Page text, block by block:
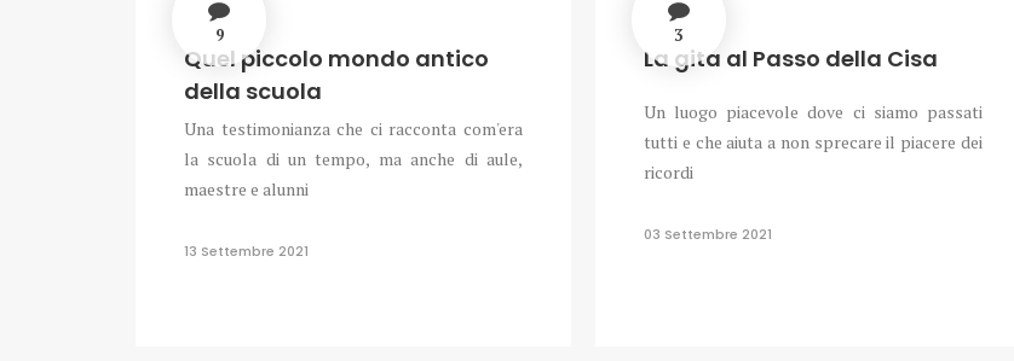
9
Quel piccolo mondo antico
della scuola
Una testimonianza che ci racconta com'era
la scuola di un tempo, ma anche di aule,
maestre e alunni
13 Settembre 2021
3
La gita al Passo della Cisa
Un luogo piacevole dove ci siamo passati
tutti e che aiuta a non sprecare il piacere dei
ricordi
03 Settembre 2021